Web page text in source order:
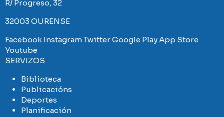
R/ Progreso, 32
32003 OURENSE
Facebook InstagramTwitterGoogle Play App Store
Youtube
SERVIZOS
Biblioteca
Publicacións
Deportes
Planificación